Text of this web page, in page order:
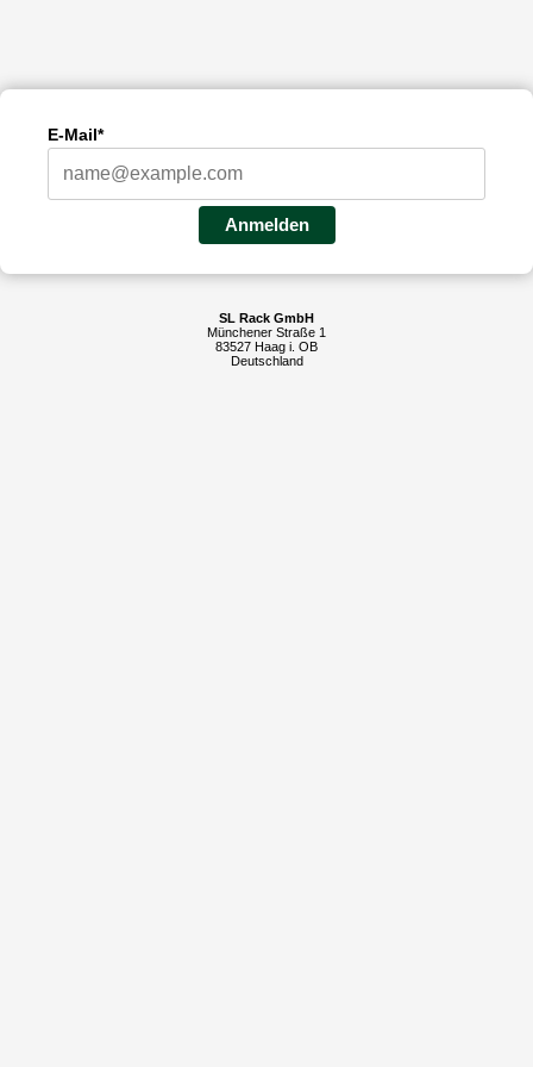
E-Mail*
Anmelden
SL Rack GmbH
Münchener Straße 1
83527 Haag i. OB
Deutschland